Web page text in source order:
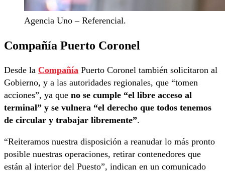
Agencia Uno – Referencial.
Compañía Puerto Coronel
Desde la Compañía Puerto Coronel también solicitaron al
Gobierno, y a las autoridades regionales, que “tomen
acciones”, ya que no se cumple “el libre acceso al
terminal” y se vulnera “el derecho que todos tenemos
de circular y trabajar libremente”.
“Reiteramos nuestra disposición a reanudar lo más pronto
posible nuestras operaciones, retirar contenedores que
están al interior del Puesto”, indican en un comunicado